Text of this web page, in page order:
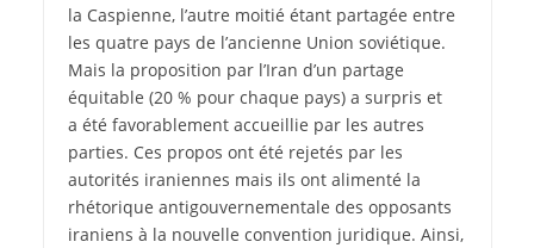
la Caspienne, l’autre moitié étant partagée entre
les quatre pays de l’ancienne Union soviétique.
Mais la proposition par l’Iran d’un partage
équitable (20 % pour chaque pays) a surpris et
a été favorablement accueillie par les autres
parties. Ces propos ont été rejetés par les
autorités iraniennes mais ils ont alimenté la
rhétorique antigouvernementale des opposants
iraniens à la nouvelle convention juridique. Ainsi,